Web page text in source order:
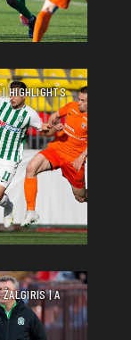
HIGHLIGHTS
ŽALGIRIS | A